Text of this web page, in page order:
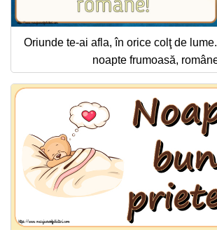
Oriunde te-ai afla, în orice colţ de
noapte frumoasă,